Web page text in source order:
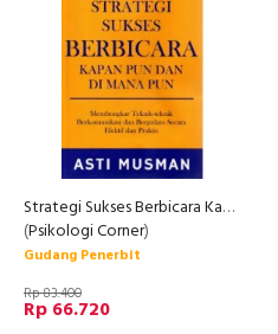
Strategi Sukses Berbicara Kapan Pun dan Di Mana Pun
(Psikologi Corner)
Gudang Penerbit
Rp 83.400
Rp 66.720